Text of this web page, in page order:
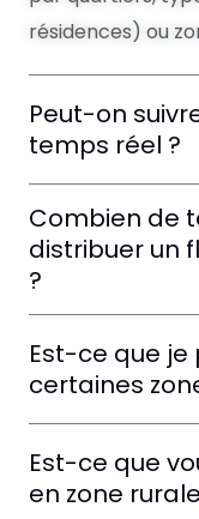
résidences) ou
Peut-on
temps réel ?
Combien de
distribuer un
?
Est-ce que je
certaines
Est-ce que
en zone